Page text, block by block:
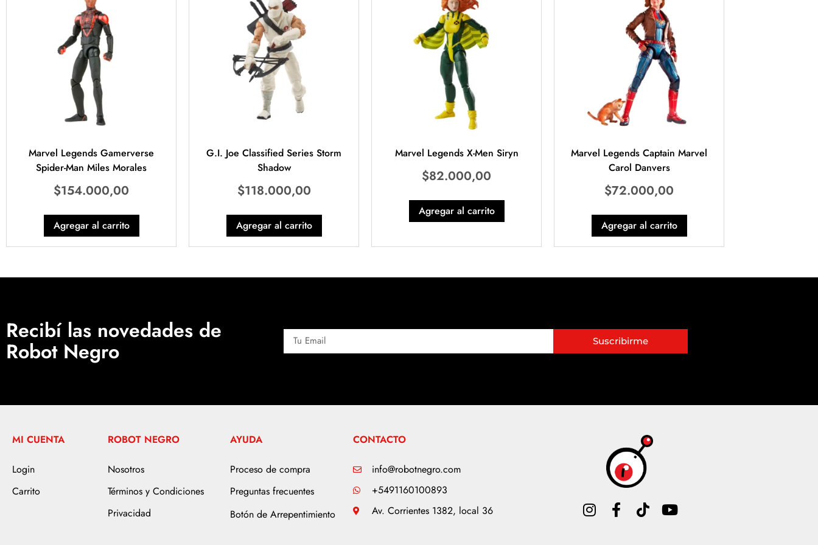
Marvel Legends Gamerverse
Spider-Man Miles Morales
$154.000,00
Agregar al carrito
G.I. Joe Classified Series Storm
Shadow
$118.000,00
Agregar al carrito
Marvel Legends X-Men Siryn
$82.000,00
Agregar al carrito
Marvel Legends Captain Marvel
Carol Danvers
$72.000,00
Agregar al carrito
Recibí las novedades de
Robot Negro Suscribirme
MI CUENTA
Login
Carrito
ROBOT NEGRO
Nosotros
Términos y Condiciones
Privacidad
AYUDA
Proceso de compra
Preguntas frecuentes
Botón de Arrepentimiento
CONTACTO
info@robotnegro.com
+5491160100893
Av. Corrientes 1382, local 36